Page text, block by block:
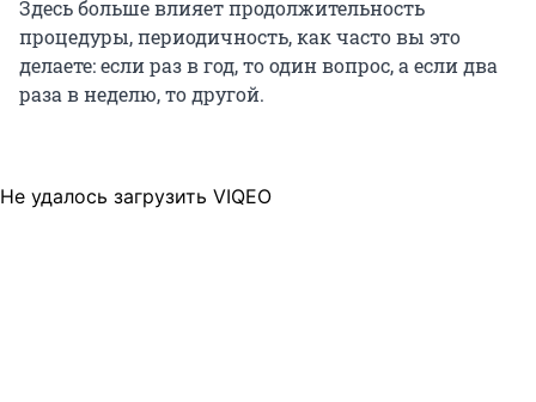
Здесь больше влияет продолжительность
процедуры, периодичность, как часто вы это
делаете: если раз в год, то один вопрос, а если два
раза в неделю, то другой.
Не удалось загрузить VIQEO